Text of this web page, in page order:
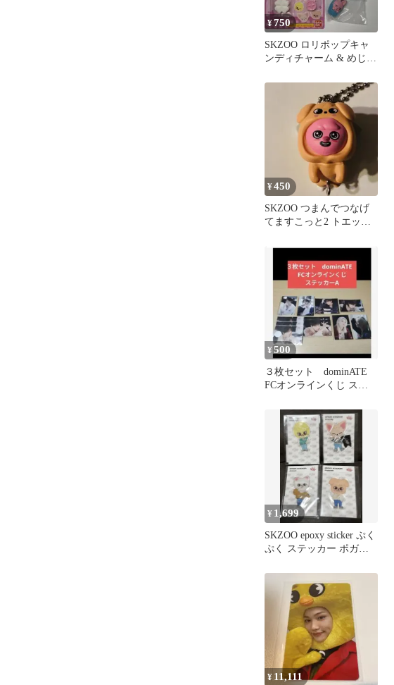
¥750
SKZOO ロリポップキャ
ンディチャーム & めじる
キ
¥450
SKZOO つまんでつなげ
てますこっと2 トエッキ
¥500
３枚セット dominATE
FCオンラインくじ ステ
¥ 1,699
SKZOO epoxy sticker ぷく
ぷく ステッカー ポガリ
¥ 11,111